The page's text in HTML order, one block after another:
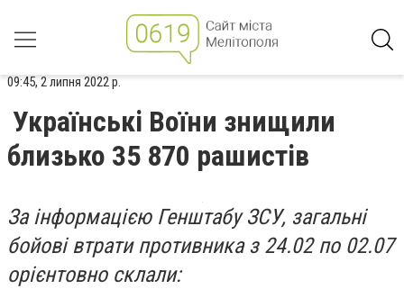
09:45, 2 липня 2022 р.
Українські Воїни знищили
близько 35 870 рашистів
За інформацією Генштабу ЗСУ, загальні
бойові втрати противника з 24.02 по 02.07
орієнтовно склали: